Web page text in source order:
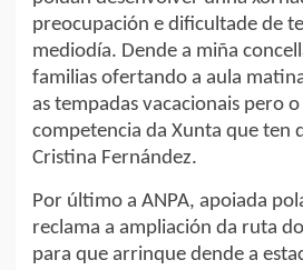
preocupación e dificultade de
mediodía. Dende a miña
familias ofertando a aula
as tempadas vacacionais pero
competencia da Xunta que ten
Cristina Fernández.
Por último a ANPA, apoiada
reclama a ampliación da ruta
para que arrinque dende a